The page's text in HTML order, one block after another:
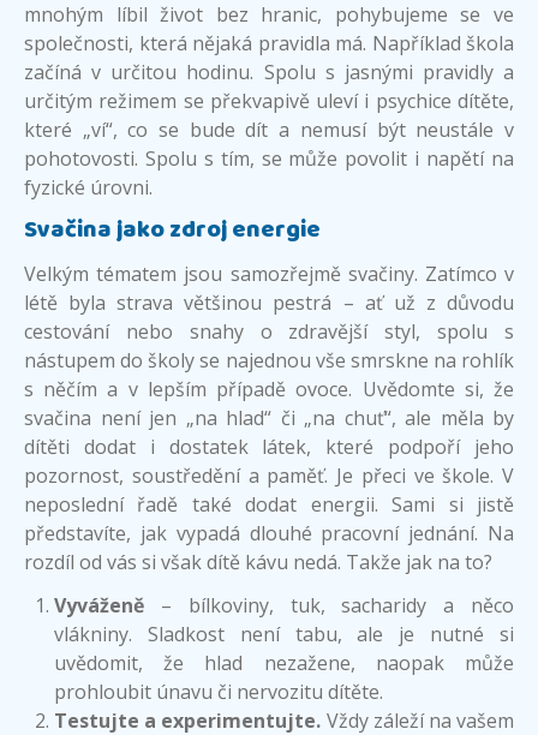
mnohým líbil život bez hranic, pohybujeme se ve
společnosti, která nějaká pravidla má. Například škola
začíná v určitou hodinu. Spolu s jasnými pravidly a
určitým režimem se překvapivě uleví i psychice dítěte,
které „ví“, co se bude dít a nemusí být neustále v
pohotovosti. Spolu s tím, se může povolit i napětí na
fyzické úrovni.
Svačina jako zdroj energie
Velkým tématem jsou samozřejmě svačiny. Zatímco v
létě byla strava většinou pestrá – ať už z důvodu
cestování nebo snahy o zdravější styl, spolu s
nástupem do školy se najednou vše smrskne na rohlík
s něčím a v lepším případě ovoce. Uvědomte si, že
svačina není jen „na hlad“ či „na chuť“, ale měla by
dítěti dodat i dostatek látek, které podpoří jeho
pozornost, soustředění a paměť. Je přeci ve škole. V
neposlední řadě také dodat energii. Sami si jistě
představíte, jak vypadá dlouhé pracovní jednání. Na
rozdíl od vás si však dítě kávu nedá. Takže jak na to?
Vyváženě – bílkoviny, tuk, sacharidy a něco
vlákniny. Sladkost není tabu, ale je nutné si
uvědomit, že hlad nezažene, naopak může
prohloubit únavu či nervozitu dítěte.
Testujte a experimentujte. Vždy záleží na vašem